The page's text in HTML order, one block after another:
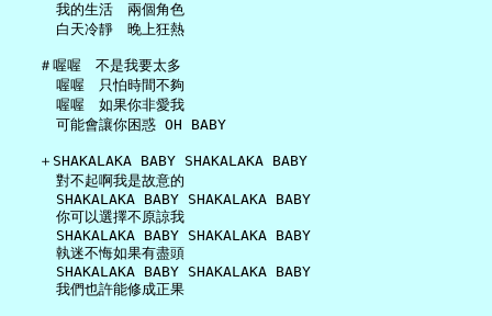
     我的生活　兩個角色
     白天冷靜　晚上狂熱
   ＃喔喔　不是我要太多
     喔喔　只怕時間不夠
     喔喔　如果你非愛我
     可能會讓你困惑 OH BABY
   ＋SHAKALAKA BABY SHAKALAKA BABY
     對不起啊我是故意的
     SHAKALAKA BABY SHAKALAKA BABY
     你可以選擇不原諒我
     SHAKALAKA BABY SHAKALAKA BABY
     執迷不悔如果有盡頭
     SHAKALAKA BABY SHAKALAKA BABY
     我們也許能修成正果